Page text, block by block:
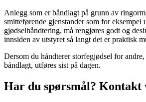
Anlegg som er båndlagt på grunn av
smitteførende gjenstander som for
gjødselhåndtering, må rengjøres godt og
innsiden av utstyret så langt det er praktisk
Dersom du håndterer storfegjødsel for
båndlagt, utføres sist på dagen.
Har du spørsmål?